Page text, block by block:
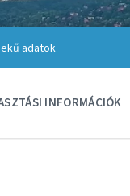
adatok
INFORMÁCIÓK